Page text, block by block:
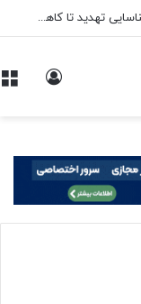
روش‌های جلوگیری از حملات Zero-Day؛ از شناسایی تهدید تا کاهش ریسک